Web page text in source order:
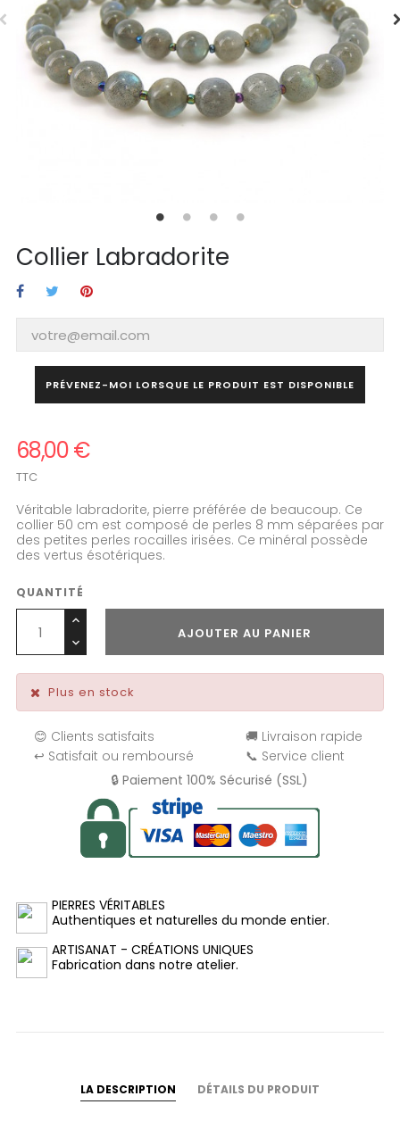
Collier Labradorite
PRÉVENEZ-MOI LORSQUE LE PRODUIT EST DISPONIBLE
68,00 €
TTC
Véritable labradorite, pierre préférée de beaucoup. Ce
collier 50 cm est composé de perles 8 mm séparées par
des petites perles rocailles irisées. Ce minéral possède
des vertus ésotériques.
QUANTITÉ
AJOUTER AU PANIER
Plus en stock
😊 Clients satisfaits
🚚 Livraison rapide
↩️ Satisfait ou remboursé
📞 Service client
🔒 Paiement 100% Sécurisé (SSL)
PIERRES VÉRITABLES
Authentiques et naturelles du monde entier.
ARTISANAT - CRÉATIONS UNIQUES
Fabrication dans notre atelier.
LA DESCRIPTION DÉTAILS DU PRODUIT